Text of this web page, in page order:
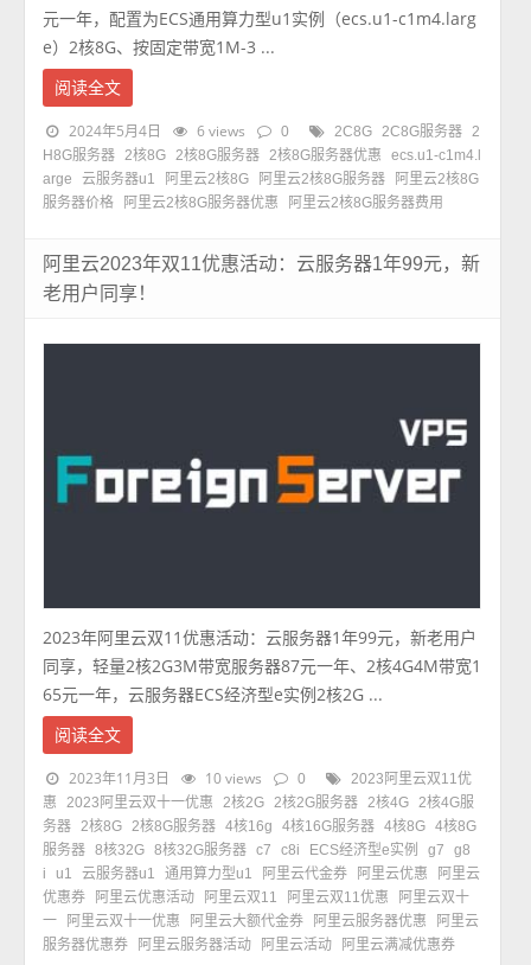
元一年，配置为ECS通用算力型u1实例（ecs.u1-c1m4.larg
e）2核8G、按固定带宽1M-3 ...
阅读全文
2024年5月4日 6 views 0 2C8G 2C8G服务器
2
H8G服务器 2核8G 2核8G服务器 2核8G服务器优惠
ecs.u1-c1m4.l
arge
云服务器u1 阿里云2核8G 阿里云2核8G服务器
阿里云2核8G
服务器价格
阿里云2核8G服务器优惠 阿里云2核8G服务器费用
阿里云2023年双11优惠活动：云服务器1年99元，新
老用户同享！
2023年阿里云双11优惠活动：云服务器1年99元，新老用户
同享，轻量2核2G3M带宽服务器87元一年、2核4G4M带宽1
65元一年，云服务器ECS经济型e实例2核2G ...
阅读全文
2023年11月3日 10 views 0
2023阿里云双11优
惠
2023阿里云双十一优惠 2核2G 2核2G服务器 2核4G 2核4G服
务器 2核8G 2核8G服务器 4核16g 4核16G服务器 4核8G 4核8G
服务器 8核32G 8核32G服务器 c7 c8i ECS经济型e实例 g7
g8
i
u1 云服务器u1 通用算力型u1 阿里云代金券 阿里云优惠
阿里云
优惠券
阿里云优惠活动 阿里云双11 阿里云双11优惠
阿里云双十
一
阿里云双十一优惠 阿里云大额代金券 阿里云服务器优惠
阿里云
服务器优惠券
阿里云服务器活动 阿里云活动 阿里云满减优惠券